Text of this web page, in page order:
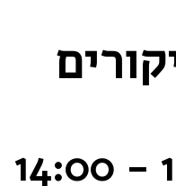
-
14:00